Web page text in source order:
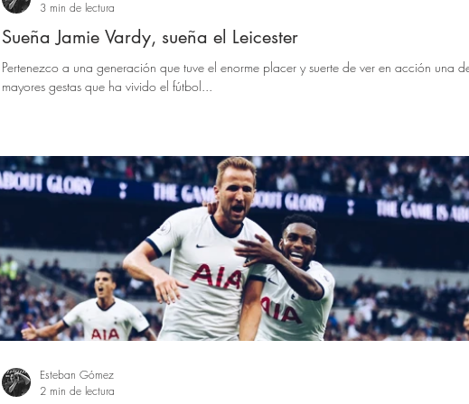
Sueña Jamie Vardy, sueña el Leicester
Pertenezco a una generación que tuve el enorme placer y suerte de ver en acción una
mayores gestas que ha vivido el fútbol...
3 min de lectura
Esteban Gómez
2 min de lectura